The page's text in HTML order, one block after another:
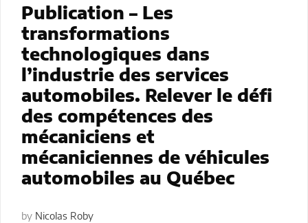
Publication – Les
transformations
technologiques dans
l’industrie des services
automobiles. Relever le défi
des compétences des
mécaniciens et
mécaniciennes de véhicules
automobiles au Québec
by Nicolas Roby